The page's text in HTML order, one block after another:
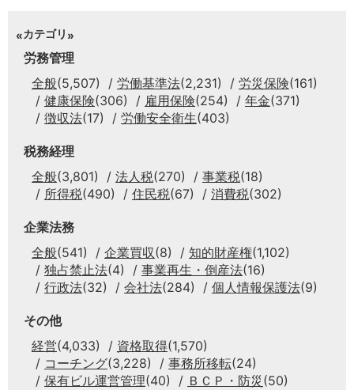
カテゴリ
労務管理
全般(5,507) 労働基準法(2,231) 労災保険(161)
健康保険(306) 雇用保険(254) 年金(371)
徴収法(17) 労働安全衛生(403)
税務経理
全般(3,801) 法人税(270) 事業税(18)
所得税(490) 住民税(67) 消費税(302)
企業法務
全般(541) 企業買収(8) 知的財産権(1,102)
独占禁止法(4) 事業再生・倒産法(16)
行政法(32) 会社法(284) 個人情報保護法(9)
その他
経営(4,033) 資格取得(1,570)
コーチング(3,228) 事務所移転(24)
保有ビル運営管理(40) ＢＣＰ・防災 (50)